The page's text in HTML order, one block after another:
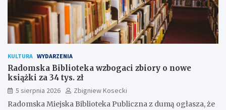
KULTURA WYDARZENIA
Radomska Biblioteka wzbogaci zbiory o nowe
książki za 34 tys. zł
5 sierpnia 2026
Zbigniew Kosecki
Radomska Miejska Biblioteka Publiczna z dumą ogłasza, że